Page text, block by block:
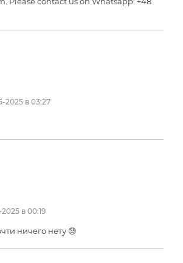
2025 в 03:27
в 00:19
ничего нету 😓